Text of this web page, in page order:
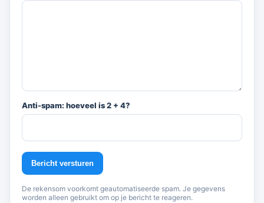
Anti-spam: hoeveel is 2 + 4?
Bericht versturen
De rekensom voorkomt geautomatiseerde spam. Je gegevens
worden alleen gebruikt om op je bericht te reageren.